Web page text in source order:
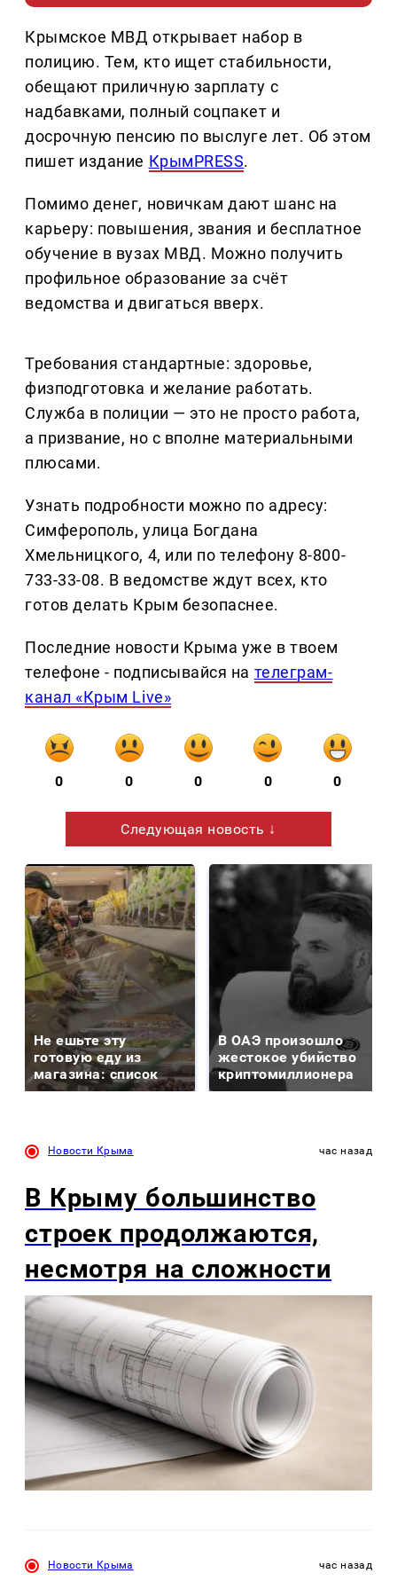
Крымское МВД открывает набор в
полицию. Тем, кто ищет стабильности,
обещают приличную зарплату с
надбавками, полный соцпакет и
досрочную пенсию по выслуге лет. Об этом
пишет издание КрымPRESS.
Помимо денег, новичкам дают шанс на
карьеру: повышения, звания и бесплатное
обучение в вузах МВД. Можно получить
профильное образование за счёт
ведомства и двигаться вверх.
Требования стандартные: здоровье,
физподготовка и желание работать.
Служба в полиции — это не просто работа,
а призвание, но с вполне материальными
плюсами.
Узнать подробности можно по адресу:
Симферополь, улица Богдана
Хмельницкого, 4, или по телефону 8-800-
733-33-08. В ведомстве ждут всех, кто
готов делать Крым безопаснее.
Последние новости Крыма уже в твоем
телефоне - подписывайся на телеграм-
канал «Крым Live»
0 0 0 0 0
Следующая новость ↓
Не ешьте эту
готовую еду из
магазина: список
В ОАЭ произошло
жестокое убийство
криптомиллионера
Новости Крыма час назад
В Крыму большинство
строек продолжаются,
несмотря на сложности
Новости Крыма час назад